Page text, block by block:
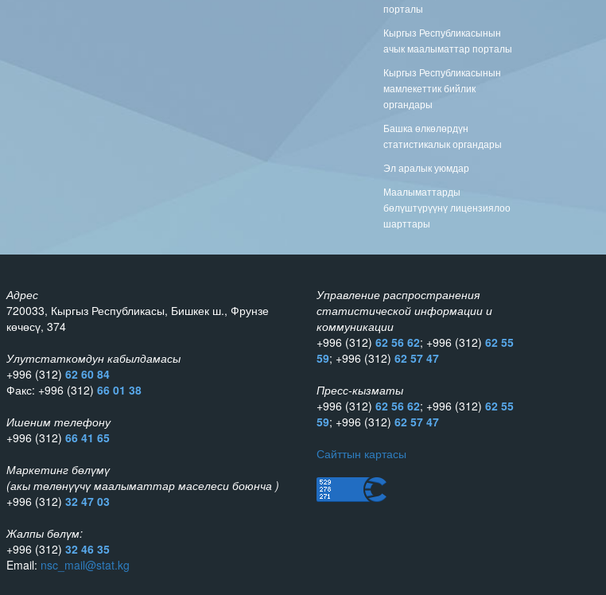
порталы
Кыргыз Республикасынын
ачык маалыматтар порталы
Кыргыз Республикасынын
мамлекеттик бийлик
органдары
Башка өлкөлөрдүн
статистикалык органдары
Эл аралык уюмдар
Маалыматтарды
бөлүштүрүүнү лицензиялоо
шарттары
Адрес
720033, Кыргыз Республикасы, Бишкек ш., Фрунзе
көчөсү, 374
Улутстаткомдун кабылдамасы
+996 (312) 62 60 84
Факс: +996 (312) 66 01 38
Ишеним телефону
+996 (312) 66 41 65
Маркетинг бөлүмү
(акы төлөнүүчү маалыматтар маселеси боюнча )
+996 (312) 32 47 03
Жалпы бөлүм:
+996 (312) 32 46 35
Email: nsc_mail@stat.kg
Управление распространения
статистической информации и
коммуникации
+996 (312) 62 56 62; +996 (312) 62 55
59; +996 (312) 62 57 47
Пресс-кызматы
+996 (312) 62 56 62; +996 (312) 62 55
59; +996 (312) 62 57 47
Сайттын картасы